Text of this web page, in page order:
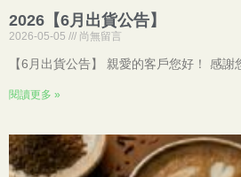
2026【6月出貨公告】
2026-05-05 尚無留言
【6月出貨公告】 親愛的客戶您好！ 感謝
閱讀更多 »